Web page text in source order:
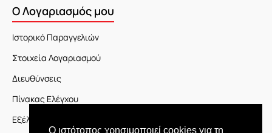
Ο ιστότοπος χρησιμοποιεί cookies για τη
Ο Λογαριασμός μου
Ιστορικό Παραγγελιών
Στοιχεία Λογαριασμού
Διευθύνσεις
Πίνακας Ελέγχου
Εξέλιξη Παραγγελίας